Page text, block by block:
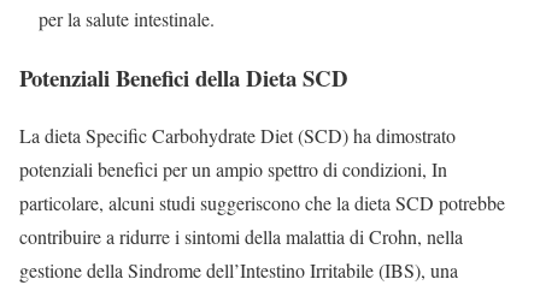
per la salute intestinale.
Potenziali Benefici della Dieta SCD
La dieta Specific Carbohydrate Diet (SCD) ha dimostrato
potenziali benefici per un ampio spettro di condizioni, In
particolare, alcuni studi suggeriscono che la dieta SCD potrebbe
contribuire a ridurre i sintomi della malattia di Crohn, nella
gestione della Sindrome dell’Intestino Irritabile (IBS), una